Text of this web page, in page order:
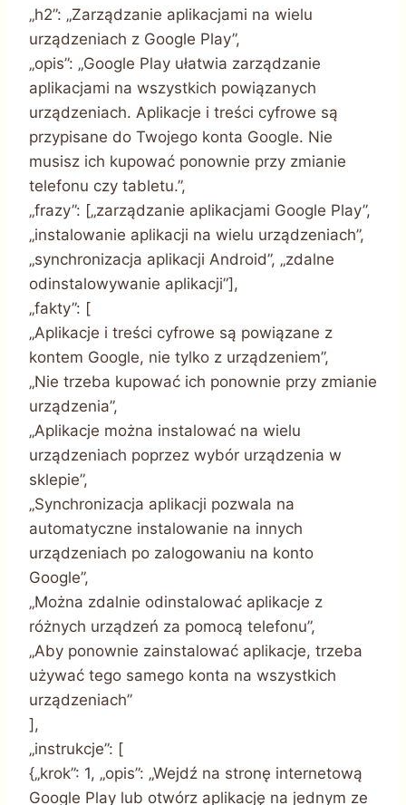
„h2”: „Zarządzanie aplikacjami na wielu
urządzeniach z Google Play”,
„opis”: „Google Play ułatwia zarządzanie
aplikacjami na wszystkich powiązanych
urządzeniach. Aplikacje i treści cyfrowe są
przypisane do Twojego konta Google. Nie
musisz ich kupować ponownie przy zmianie
telefonu czy tabletu.”,
„frazy”: [„zarządzanie aplikacjami Google Play”,
„instalowanie aplikacji na wielu urządzeniach”,
„synchronizacja aplikacji Android”, „zdalne
odinstalowywanie aplikacji”],
„fakty”: [
„Aplikacje i treści cyfrowe są powiązane z
kontem Google, nie tylko z urządzeniem”,
„Nie trzeba kupować ich ponownie przy zmianie
urządzenia”,
„Aplikacje można instalować na wielu
urządzeniach poprzez wybór urządzenia w
sklepie”,
„Synchronizacja aplikacji pozwala na
automatyczne instalowanie na innych
urządzeniach po zalogowaniu na konto
Google”,
„Można zdalnie odinstalować aplikacje z
różnych urządzeń za pomocą telefonu”,
„Aby ponownie zainstalować aplikacje, trzeba
używać tego samego konta na wszystkich
urządzeniach”
],
„instrukcje”: [
{„krok”: 1, „opis”: „Wejdź na stronę internetową
Google Play lub otwórz aplikację na jednym ze